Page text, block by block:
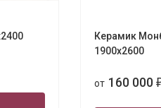
Керамик
1900х2600
от 160 000